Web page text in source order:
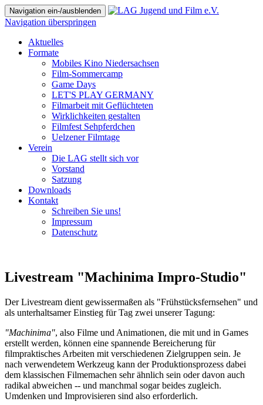
Navigation ein-/ausblenden
Navigation überspringen
Aktuelles
Formate
Mobiles Kino Niedersachsen
Film-Sommercamp
Game Days
LET'S PLAY GERMANY
Filmarbeit mit Geflüchteten
Wirklichkeiten gestalten
Filmfest Sehpferdchen
Uelzener Filmtage
Verein
Die LAG stellt sich vor
Vorstand
Satzung
Downloads
Kontakt
Schreiben Sie uns!
Impressum
Datenschutz
Livestream "Machinima Impro-Studio"
Der Livestream dient gewissermaßen als "Frühstücksfernsehen" und
als unterhaltsamer Einstieg für Tag zwei unserer Tagung:
"Machinima", also Filme und Animationen, die mit und in Games
erstellt werden, können eine spannende Bereicherung für
filmpraktisches Arbeiten mit verschiedenen Zielgruppen sein. Je
nach verwendetem Werkzeug kann der Produktionsprozess dabei
dem klassischen Filmemachen sehr ähnlich sein oder davon auch
radikal abweichen -- und manchmal sogar beides zugleich.
Umdenken und Improvisieren sind also erforderlich.